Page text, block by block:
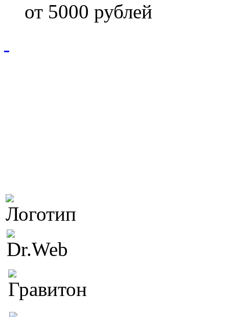
от 5000 рублей